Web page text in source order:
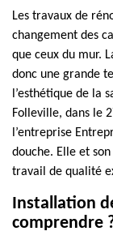
Les travaux de
changement des
que ceux du mur.
donc une grande
l’esthétique de la
Folleville, dans le
l’entreprise
douche. Elle et
travail de qualité
Installation
comprendre